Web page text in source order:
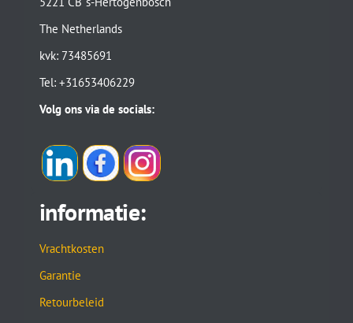
The Netherlands
kvk: 73485691
Tel: +31653406229
Volg ons via de socials:
informatie:
Vrachtkosten
Garantie
Retourbeleid